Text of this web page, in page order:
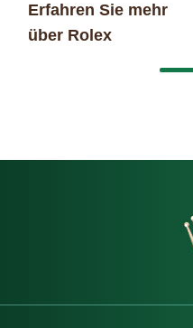
Erfahren Sie mehr
über Rolex